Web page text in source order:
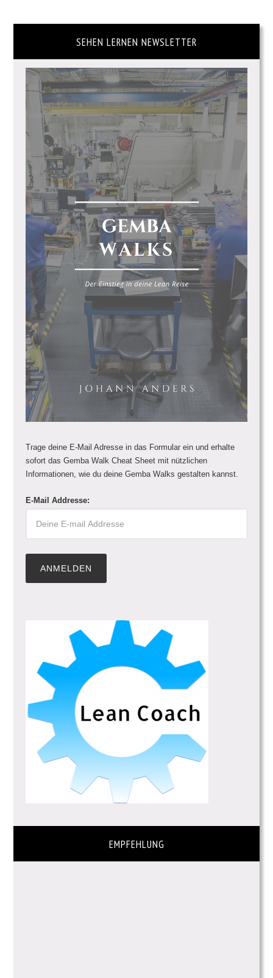
SEHEN LERNEN NEWSLETTER
Trage deine E-Mail Adresse in das Formular ein und erhalte
sofort das Gemba Walk Cheat Sheet mit nützlichen
Informationen, wie du deine Gemba Walks gestalten kannst.
E-Mail Addresse:
EMPFEHLUNG